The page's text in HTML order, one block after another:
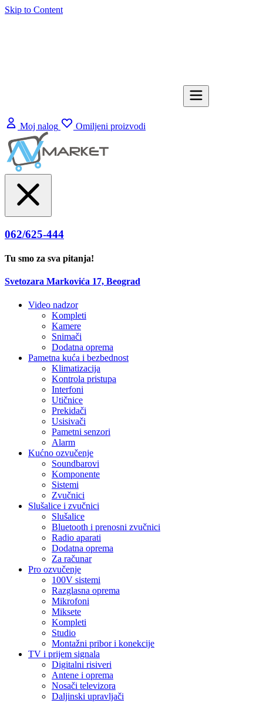
Skip to Content
Moj nalog Omiljeni proizvodi
062/625-444
Tu smo za sva pitanja!
Svetozara Markovića 17, Beograd
Video nadzor
Kompleti
Kamere
Snimači
Dodatna oprema
Pametna kuća i bezbednost
Klimatizacija
Kontrola pristupa
Interfoni
Utičnice
Prekidači
Usisivači
Pametni senzori
Alarm
Kućno ozvučenje
Soundbarovi
Komponente
Sistemi
Zvučnici
Slušalice i zvučnici
Slušalice
Bluetooth i prenosni zvučnici
Radio aparati
Dodatna oprema
Za računar
Pro ozvučenje
100V sistemi
Razglasna oprema
Mikrofoni
Miksete
Kompleti
Studio
Montažni pribor i konekcije
TV i prijem signala
Digitalni risiveri
Antene i oprema
Nosači televizora
Daljinski upravljači